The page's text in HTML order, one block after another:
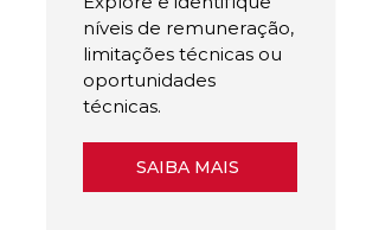
níveis de remuneração,
limitações técnicas ou
oportunidades
técnicas.
SAIBA MAIS